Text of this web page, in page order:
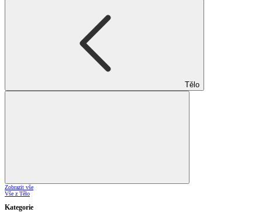
Tělo
Zobrazit vše
Vše z Tělo
Kategorie